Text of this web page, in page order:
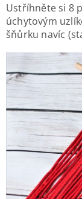
Ustříhněte si 8
úchytovým
šňůrku navíc